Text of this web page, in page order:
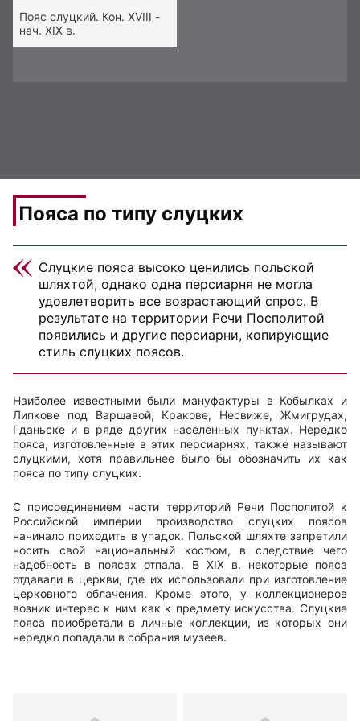
Пояс слуцкий. Кон. XVIII -
нач. XIX в.
Пояса по типу слуцких
Слуцкие пояса высоко ценились польской
шляхтой, однако одна персиарня не могла
удовлетворить все возрастающий спрос. В
результате на территории Речи Посполитой
появились и другие персиарни, копирующие
стиль слуцких поясов.
Наиболее известными были мануфактуры в Кобылках и
Липкове под Варшавой, Кракове, Несвиже, Жмигрудах,
Гданьске и в ряде других населенных пунктах. Нередко
пояса, изготовленные в этих персиарнях, также называют
слуцкими, хотя правильнее было бы обозначить их как
пояса по типу слуцких.
С присоединением части территорий Речи Посполитой к
Российской империи производство слуцких поясов
начинало приходить в упадок. Польской шляхте запретили
носить свой национальный костюм, в следствие чего
надобность в поясах отпала. В XIXв. некоторые пояса
отдавали в церкви, где их использовали при изготовление
церковного облачения. Кроме этого, у коллекционеров
возник интерес к ним как к предмету искусства. Слуцкие
пояса приобретали в личные коллекции, из которых они
нередко попадали в собрания музеев.